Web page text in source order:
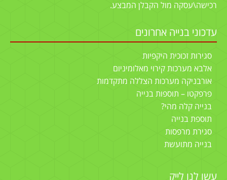
רכישה\עסקה מול הקבלן המבצע.
עדכוני בנייה אחרונים
סגירות זכוכית היקפיות
אלבא מערכות קירוי מאלומיניום
אורבניקה מערכות הצללה מתקדמות
פרפקטו – תוספות בנייה
בנייה קלה מהי?
תוספת בנייה
סגירת מרפסות
בנייה מתועשת
עשו לנו לייק